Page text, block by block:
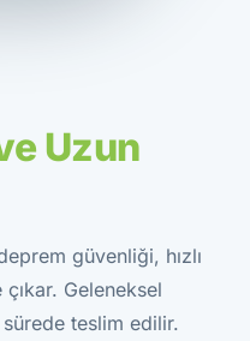
Uzun
güvenliği, hızlı
Geleneksel
teslim edilir.